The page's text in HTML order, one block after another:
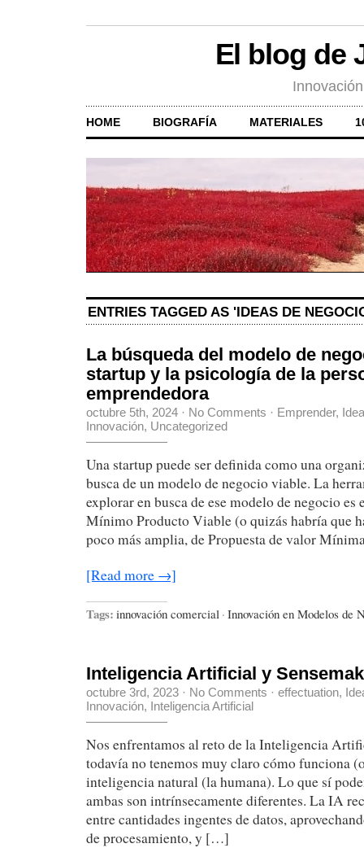
El blog de
HOME BIOGRAFÍA MATERIALES
ENTRIES TAGGED AS 'IDEAS DE
La búsqueda del modelo de
startup y la psicología de la
emprendedora
octubre 5th, 2024 · No Comments · Emprender,
Innovación, Uncategorized
Una startup puede ser definida como una
busca de un modelo de negocio viable. La
explorar en busca de ese modelo de negocio es
Mínimo Producto Viable (o quizás habría que
poco más amplia, de Propuesta de valor
[Read more →]
Tags: innovación comercial · Innovación en Modelos de
Inteligencia Artificial y
octubre 3rd, 2023 · No Comments · effectuation,
Innovación, Inteligencia Artificial
Nos enfrentamos al reto de la Inteligencia
todavía no tenemos muy claro cómo funciona
inteligencia natural (la humana). Lo que sí
ambas son intrínsecamente diferentes. La IA
entre cantidades ingentes de datos,
de procesamiento, y […]